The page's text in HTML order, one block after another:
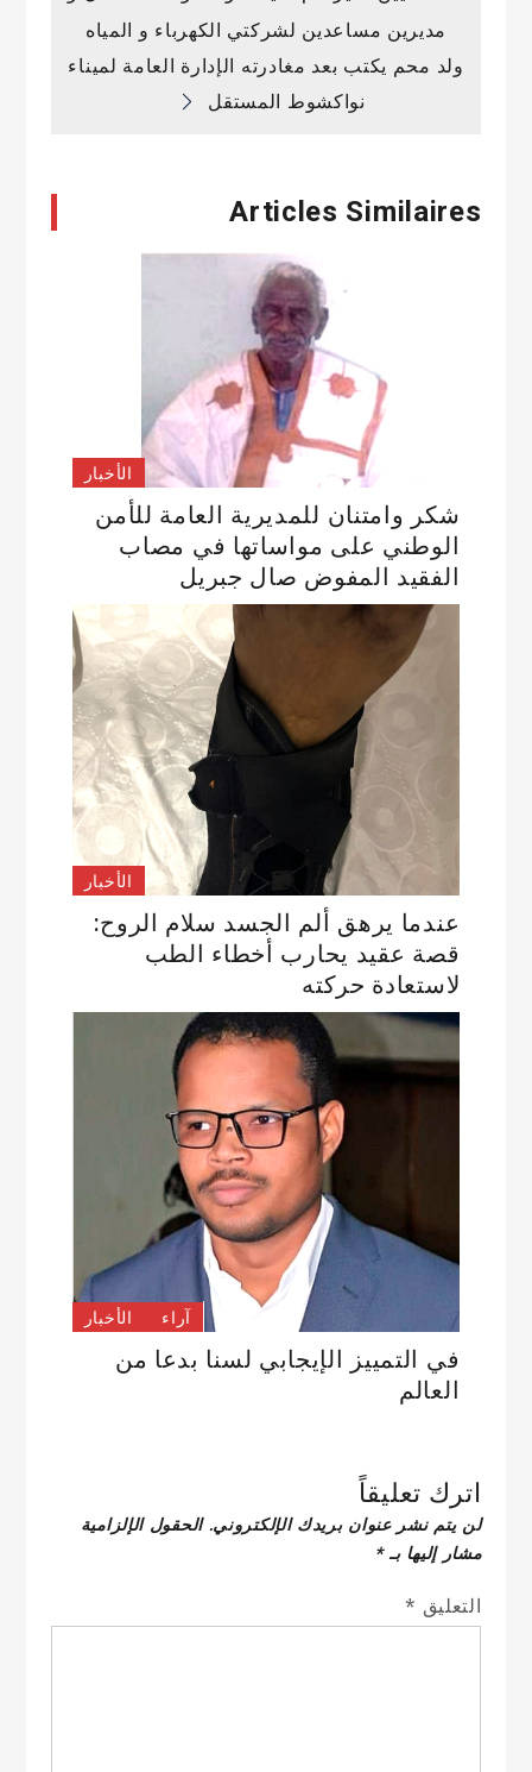
المقالات
مديرين مساعدين لشركتي الكهرباء و المياه
ولد محم يكتب بعد مغادرته الإدارة العامة لميناء
نواكشوط المستقل
Articles Similaires
الأخبار
شكر وامتنان للمديرية العامة للأمن
الوطني على مواساتها في مصاب
الفقيد المفوض صال جبريل
الأخبار
عندما يرهق ألم الجسد سلام الروح:
قصة عقيد يحارب أخطاء الطب
لاستعادة حركته
آراء الأخبار
في التمييز الإيجابي لسنا بدعا من
العالم
اترك تعليقاً
لن يتم نشر عنوان بريدك الإلكتروني. الحقول الإلزامية
مشار إليها بـ*
التعليق *